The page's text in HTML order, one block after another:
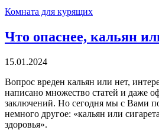
Комната для курящих
Что опаснее, кальян
15.01.2024
Вопрос вреден кальян или нет,
написано множество статей и даже
заключений. Но сегодня мы с Вами
немного другое: «кальян или
здоровья».